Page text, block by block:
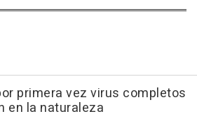
primera vez virus completos
en la naturaleza